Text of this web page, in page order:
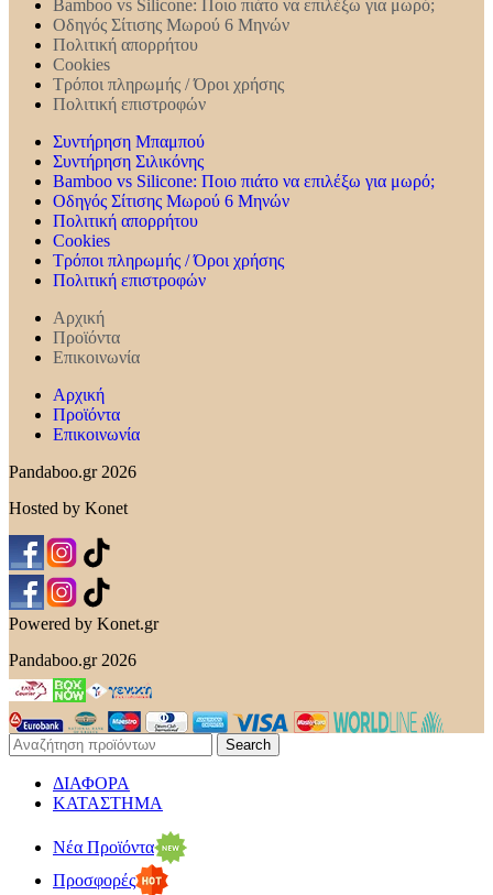
Bamboo vs Silicone: Ποιο πιάτο να επιλέξω για μωρό;
Οδηγός Σίτισης Μωρού 6 Μηνών
Πολιτική απορρήτου
Cookies
Τρόποι πληρωμής / Όροι χρήσης
Πολιτική επιστροφών
Συντήρηση Mπαμπού
Συντήρηση Σιλικόνης
Bamboo vs Silicone: Ποιο πιάτο να επιλέξω για μωρό;
Οδηγός Σίτισης Μωρού 6 Μηνών
Πολιτική απορρήτου
Cookies
Τρόποι πληρωμής / Όροι χρήσης
Πολιτική επιστροφών
Αρχική
Προϊόντα
Επικοινωνία
Αρχική
Προϊόντα
Επικοινωνία
Pandaboo.gr 2026
Hosted by Konet
Powered by Konet.gr
Pandaboo.gr 2026
Search
ΔΙΑΦΟΡΑ
ΚΑΤΑΣΤΗΜΑ
Νέα Προϊόντα
Προσφορές